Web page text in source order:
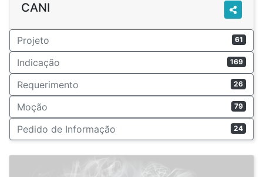
CANI
Projeto 61
Indicação 169
Requerimento 26
Moção 79
Pedido de Informação 24